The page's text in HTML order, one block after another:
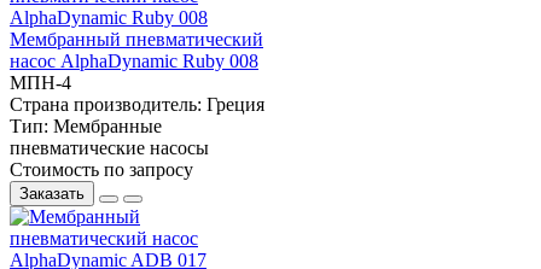
Мембранный пневматический
насос AlphaDynamic Ruby 008
МПН-4
Страна производитель: Греция
Тип: Мембранные
пневматические насосы
Стоимость по запросу
Заказать